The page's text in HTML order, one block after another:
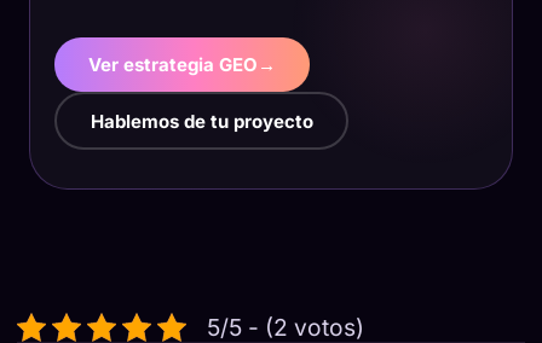
Ver estrategia GEO →
Hablemos de tu proyecto
5/5 - (2 votos)